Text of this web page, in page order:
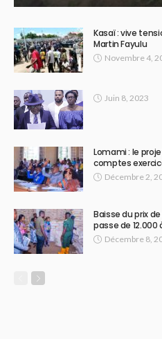
Kasaï : vive
Martin Fayulu
Novembre 4,
Juin 8, 2023
Lomami : le
comptes
Décembre 2,
Baisse du prix
passe de 12.000
Décembre 8,